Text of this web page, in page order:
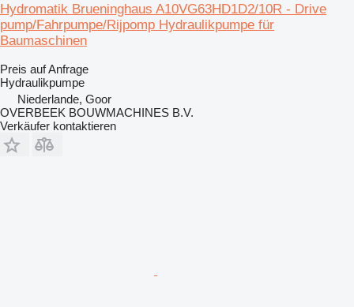
Hydromatik Brueninghaus A10VG63HD1D2/10R - Drive
pump/Fahrpumpe/Rijpomp Hydraulikpumpe für
Baumaschinen
Preis auf Anfrage
Hydraulikpumpe
Niederlande, Goor
OVERBEEK BOUWMACHINES B.V.
Verkäufer kontaktieren